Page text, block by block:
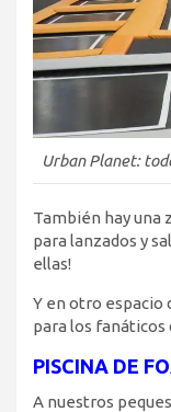
Urban Planet:
También hay una
para lanzados y
ellas!
Y en otro espacio
para los fanáticos
PISCINA DE
A nuestros